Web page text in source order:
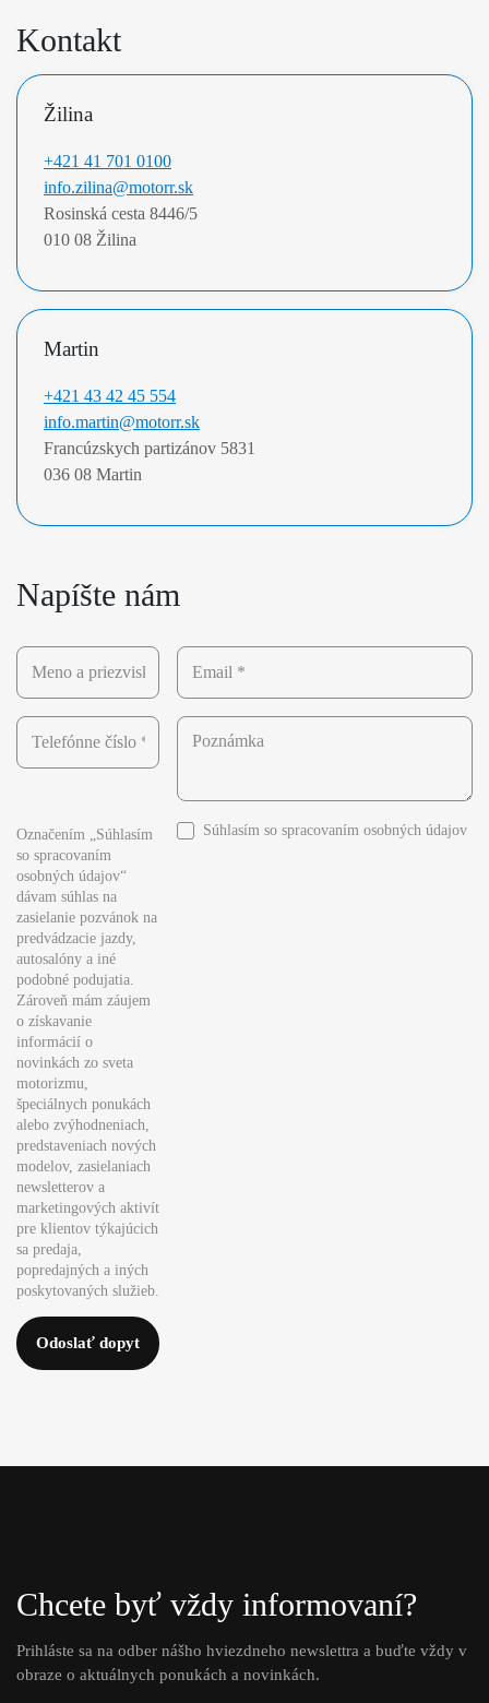
Kontakt
Žilina
+421 41 701 0100
info.zilina@motorr.sk
Rosinská cesta 8446/5
010 08 Žilina
Martin
+421 43 42 45 554
info.martin@motorr.sk
Francúzskych partizánov 5831
036 08 Martin
Napíšte nám
Označením „Súhlasím
so spracovaním
osobných údajov“
dávam súhlas na
zasielanie pozvánok na
predvádzacie jazdy,
autosalóny a iné
podobné podujatia.
Zároveň mám záujem
o získavanie
informácií o
novinkách zo sveta
motorizmu,
špeciálnych ponukách
alebo zvýhodneniach,
predstaveniach nových
modelov, zasielaniach
newsletterov a
marketingových aktivít
pre klientov týkajúcich
sa predaja,
popredajných a iných
poskytovaných služieb.
Súhlasím so spracovaním osobných údajov
Chcete byť vždy informovaní?
Prihláste sa na odber nášho hviezdneho newslettra a buďte vždy v
obraze o aktuálnych ponukách a novinkách.